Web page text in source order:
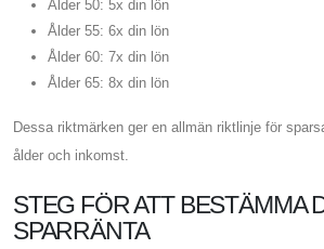
Ålder 50: 5x din lön
Ålder 55: 6x din lön
Ålder 60: 7x din lön
Ålder 65: 8x din lön
Dessa riktmärken ger en allmän riktlinje för
ålder och inkomst.
STEG FÖR ATT BESTÄMMA
SPARRÄNTA